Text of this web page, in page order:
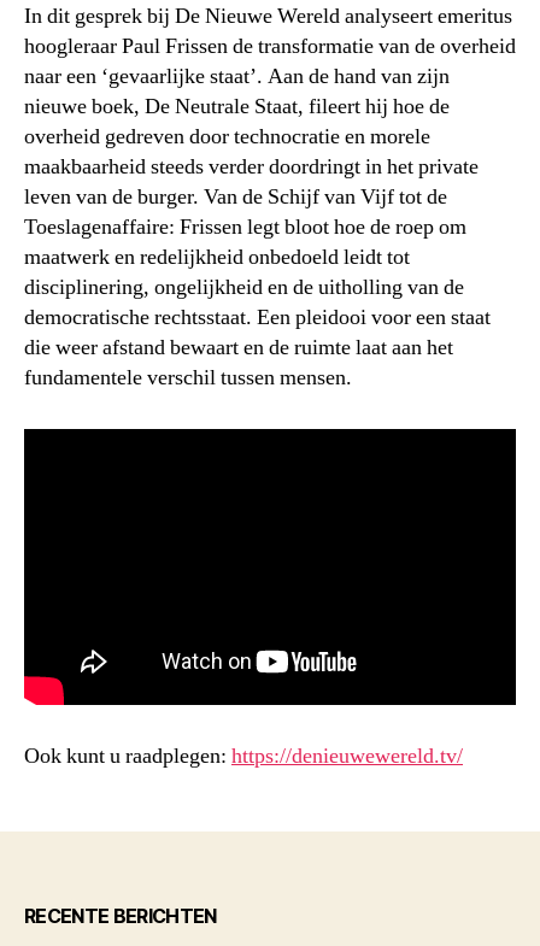
In dit gesprek bij De Nieuwe Wereld analyseert emeritus
hoogleraar Paul Frissen de transformatie van de overheid
naar een ‘gevaarlijke staat’. Aan de hand van zijn
nieuwe boek, De Neutrale Staat, fileert hij hoe de
overheid gedreven door technocratie en morele
maakbaarheid steeds verder doordringt in het private
leven van de burger. Van de Schijf van Vijf tot de
Toeslagenaffaire: Frissen legt bloot hoe de roep om
maatwerk en redelijkheid onbedoeld leidt tot
disciplinering, ongelijkheid en de uitholling van de
democratische rechtsstaat. Een pleidooi voor een staat
die weer afstand bewaart en de ruimte laat aan het
fundamentele verschil tussen mensen.
Ook kunt u raadplegen: https://denieuwewereld.tv/
RECENTE BERICHTEN